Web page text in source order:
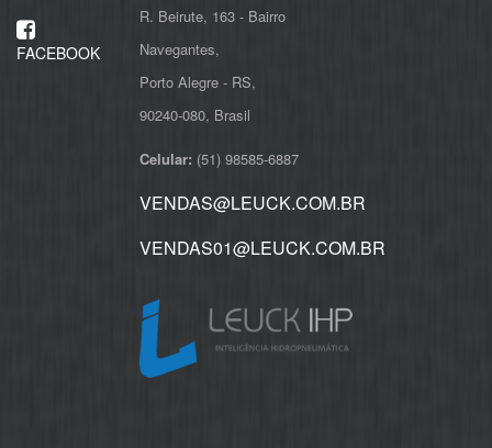
FACEBOOK
R. Beirute, 163 - Bairro
Navegantes,
Porto Alegre - RS,
Celular: (51) 98585-6887
VENDAS@LEUCK.COM.BR
VENDAS01@LEUCK.COM.BR